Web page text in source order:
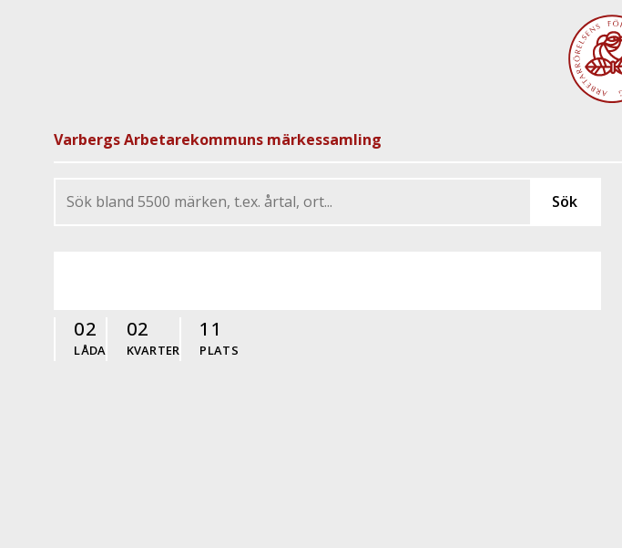
Varbergs Arbetarekommuns märkessamling
02
LÅDA
02
KVARTER
11
PLATS